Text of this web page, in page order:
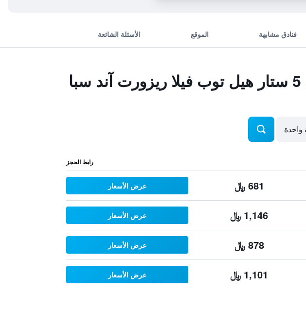
فنادق مشابهة الموقع الأسئلة الشائعة
رابط الحجز
681 ﷼ عرض الأسعار
1,146 ﷼ عرض الأسعار
878 ﷼ عرض الأسعار
1,101 ﷼ عرض الأسعار